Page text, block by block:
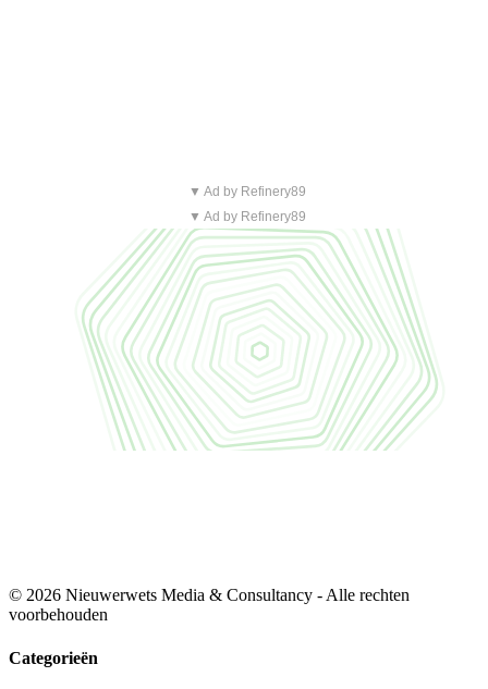
▼ Ad by Refinery89
▼ Ad by Refinery89
© 2026 Nieuwerwets Media & Consultancy - Alle rechten
voorbehouden
Categorieën